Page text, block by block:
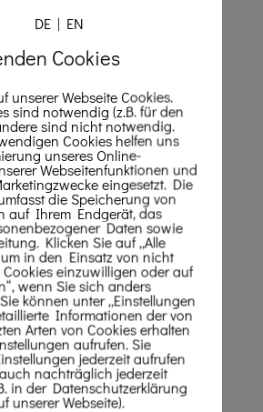
Geburtstag! Vor allem weil
Eine Überraschung
Die Stimmung danach war
Lorsch
Flashmob
können nur angezeigt werden,
werden dürfen.
DE| EN
Cookies
unserer Webseite Cookies.
sind notwendig (z.B. für den
sind nicht notwendig.
Cookies helfen uns
unseres Online-
Webseitenfunktionen und
eingesetzt. Die
die Speicherung von
auf Ihrem Endgerät, das
Daten sowie
Klicken Sie auf „Alle
in den Einsatz von nicht
einzuwilligen oder auf
wenn Sie sich anders
können unter „Einstellungen
Informationen der von
Arten von Cookies erhalten
aufrufen. Sie
jederzeit aufrufen
nachträglich jederzeit
in der Datenschutzerklärung
unserer Webseite).